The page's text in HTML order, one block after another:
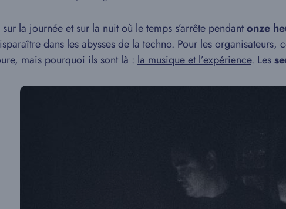
la journée et sur la nuit où le temps s’arrête pendantonze
dans les abysses de la techno. Pour les organisateurs,
mais pourquoi ils sont là : la musique et l’expérience. Les